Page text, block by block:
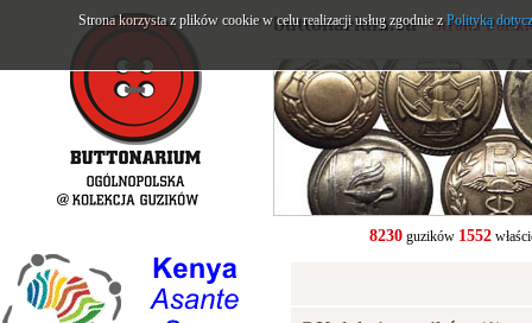
buttonarium.eu- Strona
8230guzików 1552
Strona korzysta z plików cookie w celu realizacji usług zgodnie zPolityką